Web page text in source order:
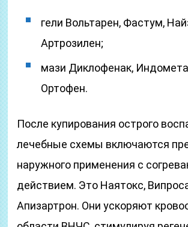
гели Вольтарен, Фастум,
Артрозилен;
мази Диклофенак,
Ортофен.
После купирования острого
лечебные схемы включаются
наружного применения с
действием. Это Наятокс,
Апизартрон. Они ускоряют